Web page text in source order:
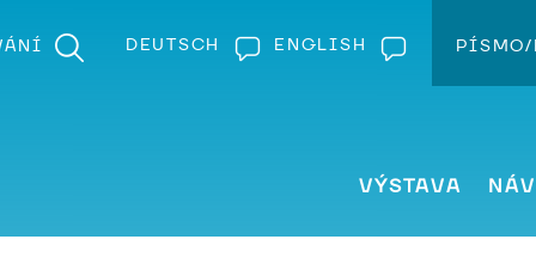
DEUTSCH ENGLISH PÍSMO/
VÝSTAVA